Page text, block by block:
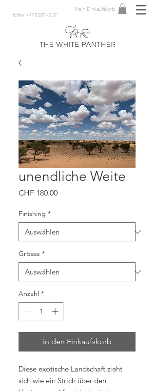
Hotline +41 79 937 49 27
Mein Einkaufskorb
unendliche Weite
CHF 180.00Preis
Finishing *
Grösse *
Anzahl *
in den Einkaufskorb
Diese exotische Landschaft zieht
sich wie ein Strich über den